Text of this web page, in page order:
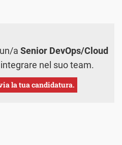
a Senior DevOps/Cloud
nel suo team.
la tua candidatura.